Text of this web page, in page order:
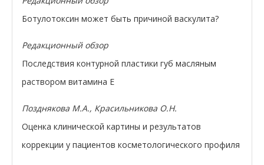
Ботулотоксин может быть причиной васкулита?
Редакционный обзор
Последствия контурной пластики губ масляным
раствором витамина Е
Позднякова М.А., Красильникова О.Н.
Оценка клинической картины и результатов
коррекции у пациентов косметологического профиля